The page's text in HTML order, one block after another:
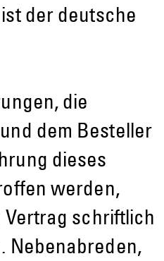
der deutsche
die
dem Besteller
dieses
werden,
Vertrag schriftlich
Nebenabreden,